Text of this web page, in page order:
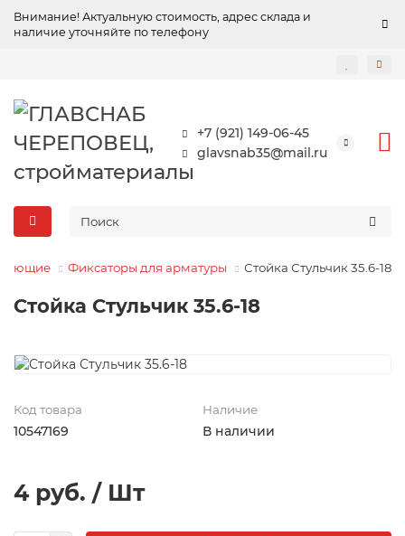
Внимание! Актуальную стоимость, адрес склада и
наличие уточняйте по телефону
+7 (921) 149-06-45
glavsnab35@mail.ru
Фиксаторы для арматуры Стойка Стульчик 35.6-18
Стойка Стульчик 35.6-18
Код товара
10547169
Наличие
В наличии
4 руб. / Шт